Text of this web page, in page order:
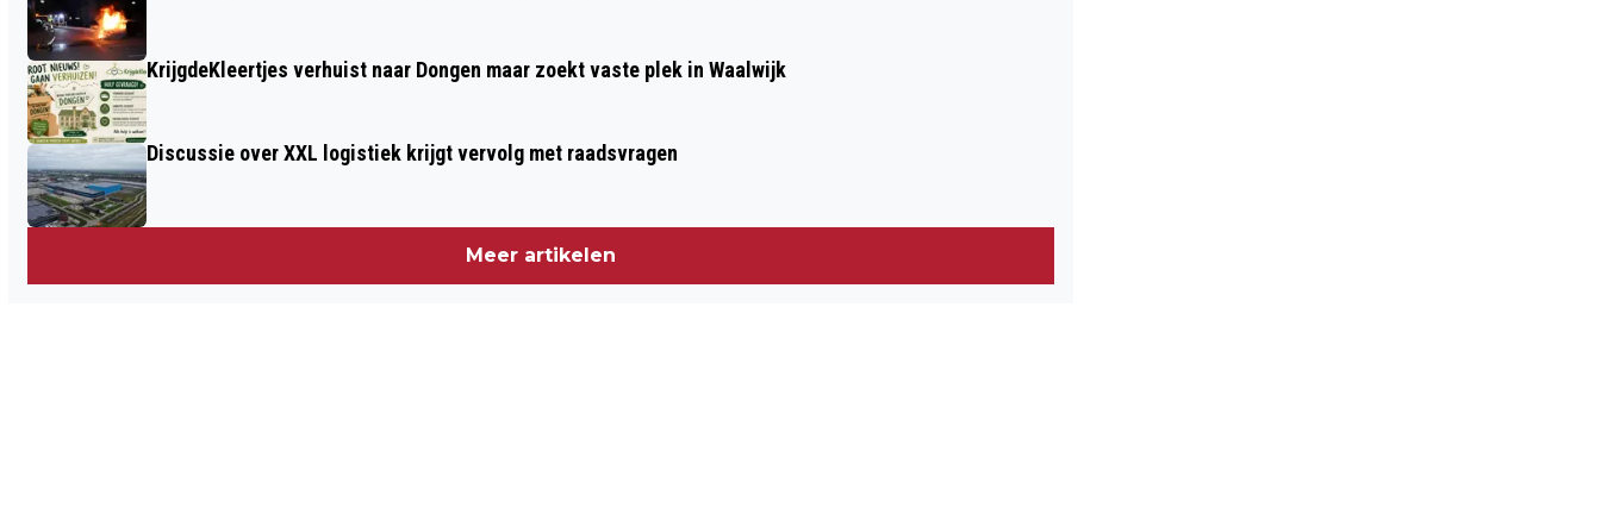
KrijgdeKleertjes verhuist naar Dongen maar zoekt vaste plek in Waalwijk
Discussie over XXL logistiek krijgt vervolg met raadsvragen
Meer artikelen